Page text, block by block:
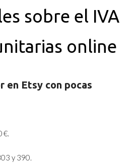
sobre el IVA
online
en Etsy con pocas
€.
y 390.